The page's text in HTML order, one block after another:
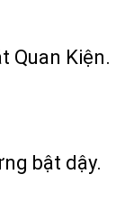
bật dậy.